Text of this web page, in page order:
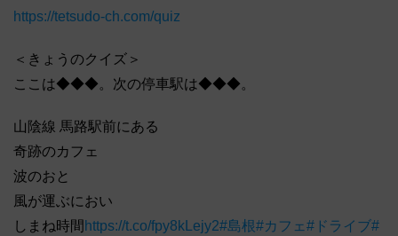
https://tetsudo-ch.com/quiz
＜きょうのクイズ＞
ここは◆◆◆。次の停車駅は◆◆◆。
山陰線 馬路駅前にある
奇跡のカフェ
波のおと
風が運ぶにおい
しまね時間 https://t.co/fpy8kLejy2#島根#カフェ#ドライブ#